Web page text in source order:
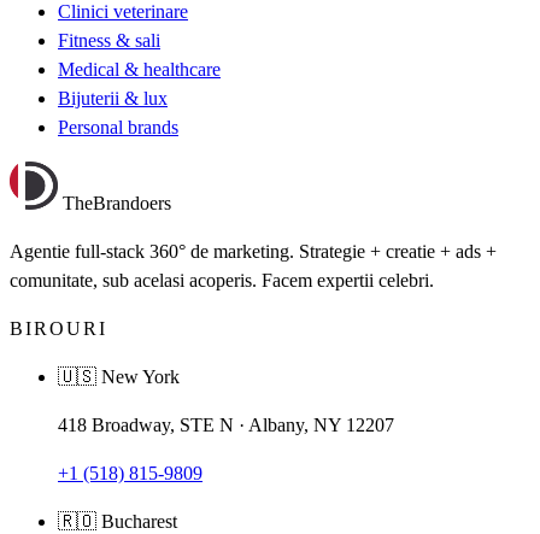
Clinici veterinare
Fitness & sali
Medical & healthcare
Bijuterii & lux
Personal brands
TheBrandoers
Agentie full-stack 360° de marketing. Strategie + creatie + ads +
comunitate, sub acelasi acoperis. Facem expertii celebri.
BIROURI
🇺🇸 New York
418 Broadway, STE N · Albany, NY 12207
+1 (518) 815-9809
🇷🇴 Bucharest